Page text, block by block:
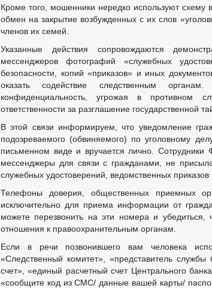
Кроме того, мошенники нередко используют схему
обмен на закрытие возбужденных с их слов
членов их семей.
Указанные действия сопровождаются
мессенджеров фотографий «служебных
безопасности, копий «приказов» и иных
оказать содействие следственным
конфиденциальность, угрожая в противном
ответственности за разглашение государственной
В этой связи информируем, что уведомление
подозреваемого (обвиняемого) по уголовному
письменном виде и вручается лично. Сотрудники
мессенджеры для связи с гражданами, не
служебных удостоверений, ведомственных приказов
Телефоны доверия, общественных приемных
исключительно для приема информации от
можете перезвонить на эти номера и
отношения к правоохранительным органам.
Если в речи позвонившего вам человека
«Следственный комитет», «представитель службы
счет», «единый расчетный счет Центрального
«сообщите код из СМС/ данные вашей карты/